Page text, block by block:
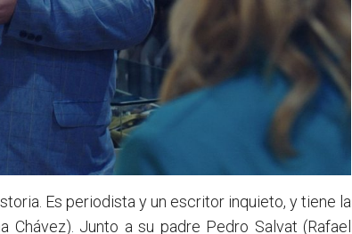
Es periodista y un escritor inquieto, y tiene la
Chávez). Junto a su padre Pedro Salvat (Rafael